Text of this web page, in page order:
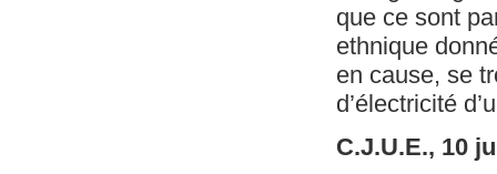
que ce sont
ethnique
en cause, se
d’électricité
C.J.U.E., 10